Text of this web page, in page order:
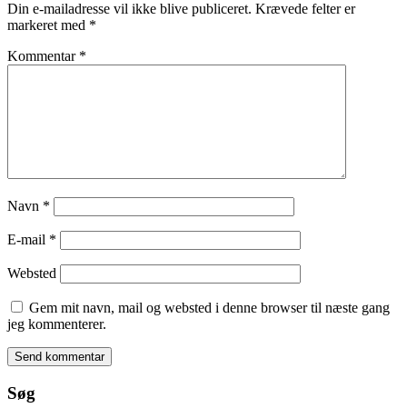
Din e-mailadresse vil ikke blive publiceret. Krævede felter er
markeret med *
Kommentar *
Navn *
E-mail *
Websted
Gem mit navn, mail og websted i denne browser til næste gang
jeg kommenterer.
Søg